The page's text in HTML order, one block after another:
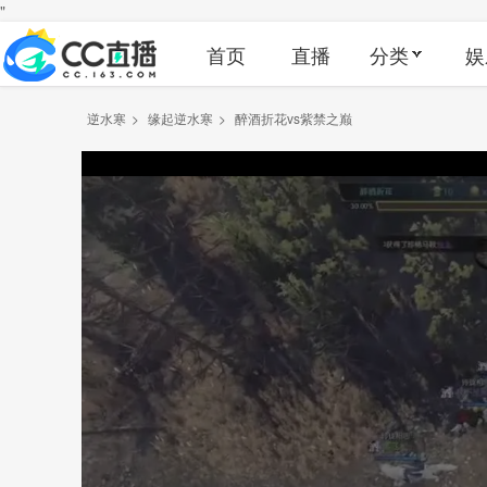
"
首页 直播 分类
逆水寒 > 缘起逆水寒 > 醉酒折花vs紫禁之巅